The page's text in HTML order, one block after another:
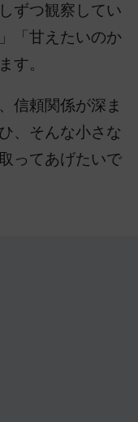
ずつ観察してい
「甘えたいのか
す。
信頼関係が深ま
、そんな小さな
ってあげたいで